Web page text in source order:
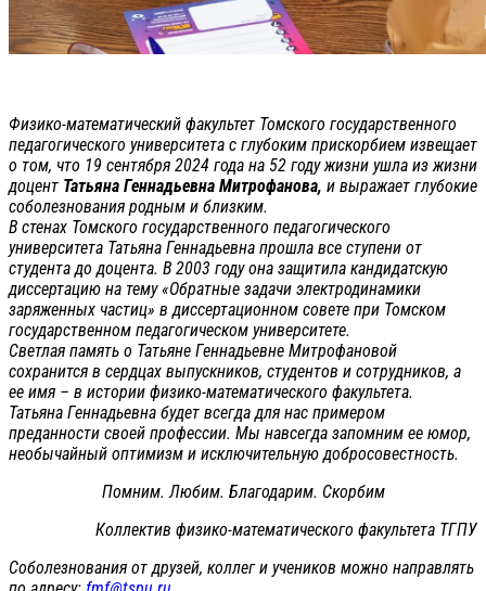
Физико-математический факультет Томского государственного
педагогического университета с глубоким прискорбием извещает
о том, что 19 сентября 2024 года на 52 году жизни ушла из жизни
доцент Татьяна Геннадьевна Митрофанова, и выражает глубокие
соболезнования родным и близким.
В стенах Томского государственного педагогического
университета Татьяна Геннадьевна прошла все ступени от
студента до доцента. В 2003 году она защитила кандидатскую
диссертацию на тему «Обратные задачи электродинамики
заряженных частиц» в диссертационном совете при Томском
государственном педагогическом университете.
Светлая память о Татьяне Геннадьевне Митрофановой
сохранится в сердцах выпускников, студентов и сотрудников, а
ее имя – в истории физико-математического факультета.
Татьяна Геннадьевна будет всегда для нас примером
преданности своей профессии. Мы навсегда запомним ее юмор,
необычайный оптимизм и исключительную добросовестность.
Помним. Любим. Благодарим. Скорбим
Коллектив физико-математического факультета ТГПУ
Соболезнования от друзей, коллег и учеников можно направлять